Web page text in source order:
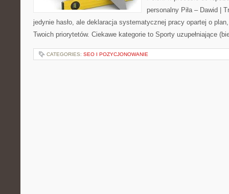
personalny Piła – Dawid |
jedynie hasło, ale deklaracja systematycznej pracy opartej o
Twoich priorytetów. Ciekawe kategorie to Sporty uzupełniające
CATEGORIES: SEO I POZYCJONOWANIE